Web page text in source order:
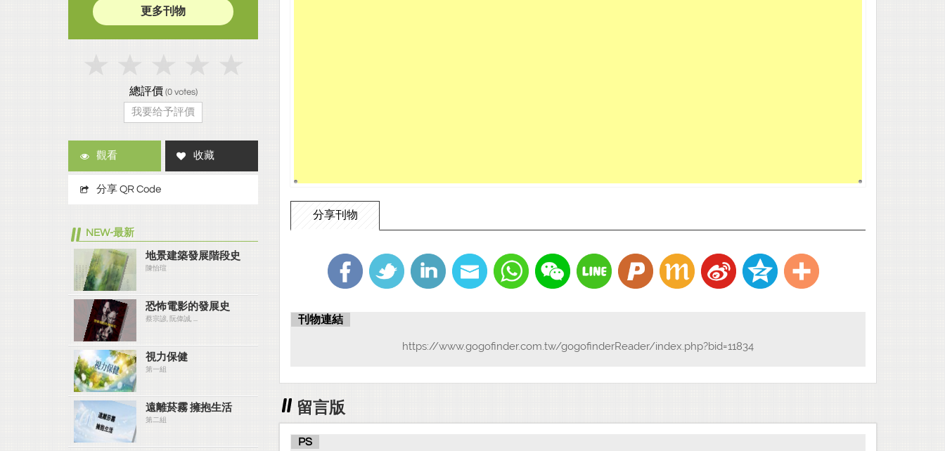
分享刊物
刊物連結
https://www.gogofinder.com.tw/gogofinderReader/index.php?bid=11834
留言版
PS
更多刊物
總評價 (0votes)
我要给予評價
觀看 收藏
分享 QR Code
NEW-最新
地景建築發展階段史
陳怡瑄
恐怖電影的發展史
蔡宗諺, 阮偉誠, ...
視力保健
第一組
遠離菸霧 擁抱生活
第二組